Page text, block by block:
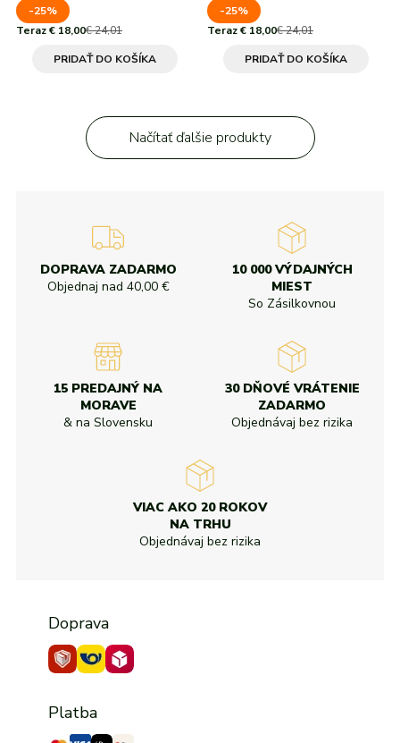
-25%
Teraz € 18,00€ 24,01
PRIDAŤ DO KOŠÍKA
-25%
Teraz € 18,00€ 24,01
PRIDAŤ DO KOŠÍKA
Načítať ďalšie produkty
DOPRAVA ZADARMO
Objednaj nad 40,00 €
10 000 VÝDAJNÝCH
MIEST
So Zásilkovnou
15 PREDAJNÝ NA
MORAVE
& na Slovensku
30 DŇOVÉ VRÁTENIE
ZADARMO
Objednávaj bez rizika
VIAC AKO 20 ROKOV
NA TRHU
Objednávaj bez rizika
Doprava
Platba